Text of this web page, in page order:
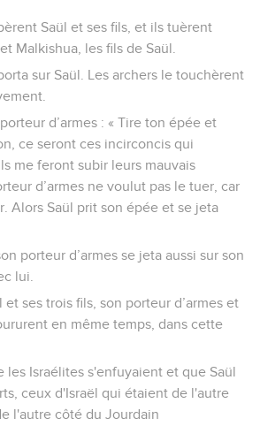
Saül et ses fils, et ils tuèrent
Malkishua, les fils de Saül.
sur Saül. Les archers le touchèrent
d’armes : « Tire ton épée et
ce seront ces incirconcis qui
me feront subir leurs mauvais
d’armes ne voulut pas le tuer, car
Alors Saül prit son épée et se jeta
porteur d’armes se jeta aussi sur son
lui.
et ses trois fils, son porteur d’armes et
en même temps, dans cette
les Israélites s'enfuyaient et que Saül
ceux d'Israël qui étaient de l'autre
l'autre côté du Jourdain